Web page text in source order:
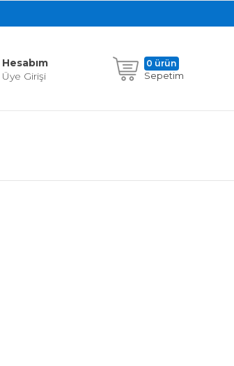
Hesabım
Üye Girişi
Sepetim
0 ürün